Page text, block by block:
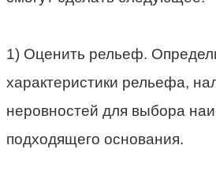
1) Оценить рельеф.
характеристики рельефа,
неровностей для выбора
подходящего основания.